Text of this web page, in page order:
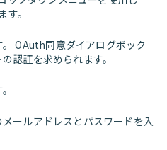
す。
OAuth同意ダイアログボック
認証を求められます。
ールアドレスとパスワードを入